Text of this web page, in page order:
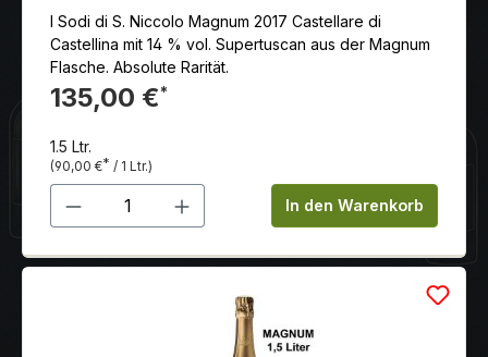
I Sodi di S. Niccolo Magnum 2017 Castellare di
Castellina mit 14 % vol. Supertuscan aus der Magnum
Flasche. Absolute Rarität.
135,00 €*
1.5 Ltr.
(90,00 €* / 1 Ltr.)
Produkt Anzahl: Gib denIn den Warenkorb